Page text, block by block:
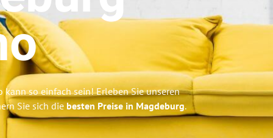
kann so einfach sein! Erleben Sie unseren
Sie sich die besten Preise in Magdeburg.